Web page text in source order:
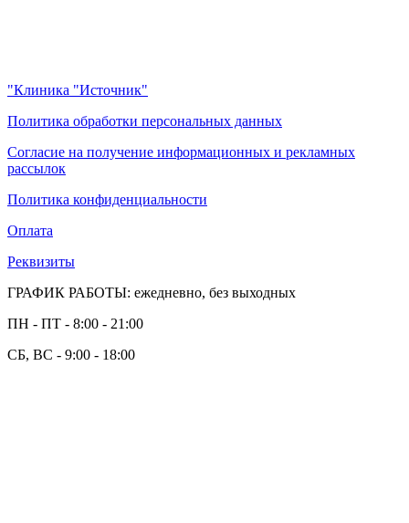
"Клиника "Источник"
Политика обработки персональных данных
Согласие на получение информационных и рекламных
рассылок
Политика конфиденциальности
Оплата
Реквизиты
ГРАФИК РАБОТЫ: ежедневно, без выходных
ПН - ПТ - 8:00 - 21:00
СБ, ВС - 9:00 - 18:00